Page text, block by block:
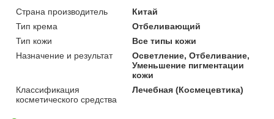
Страна производитель
Китай
Тип крема
Отбеливающий
Тип кожи
Все типы кожи
Назначение и результат
Осветление, Отбеливание,
Уменьшение пигментации
кожи
Классификация
косметического средства
Лечебная (Космецевтика)